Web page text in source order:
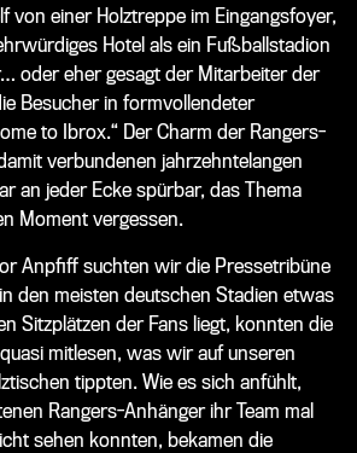
von einer Holztreppe im Eingangsfoyer,
Hotel als ein Fußballstadion
oder eher gesagt der Mitarbeiter der
Besucher in formvollendeter
to Ibrox.“ Der Charm der Rangers-
verbundenen jahrzehntelangen
an jeder Ecke spürbar, das Thema
Moment vergessen.
Anpfiff suchten wir die Pressetribüne
den meisten deutschen Stadien etwas
Sitzplätzen der Fans liegt, konnten die
mitlesen, was wir auf unseren
tippten. Wie es sich anfühlt,
Rangers-Anhänger ihr Team mal
sehen konnten, bekamen die